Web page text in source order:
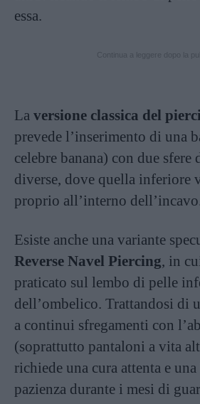
essa.
La versione classica del
prevede l’inserimento di una
celebre banana) con due
diverse, dove quella inferiore
proprio all’interno
Esiste anche una variante
Reverse Navel Piercing, in
praticato sul lembo di pelle
dell’ombelico. Trattandosi di
a continui sfregamenti con
(soprattutto pantaloni a vita
richiede una cura attenta e
pazienza durante i mesi di